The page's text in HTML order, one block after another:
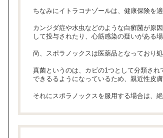
ちなみにイトラコナゾールは、健康保険を
カンジダ症や水虫などのような白癬菌が原
して投与されたり、心筋感染の疑いがある
尚、スポラノックスは医薬品となっており
真菌というのは、カビの1つとして分類さ
できるるようになっているため、親近性皮
それにスポラノックスを服用する場合は、